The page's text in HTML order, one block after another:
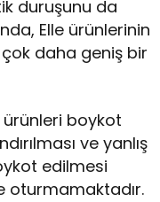
duruşunu da
Elle ürünlerinin
daha geniş bir
ürünleri boykot
ve yanlış
edilmesi
oturmamaktadır.